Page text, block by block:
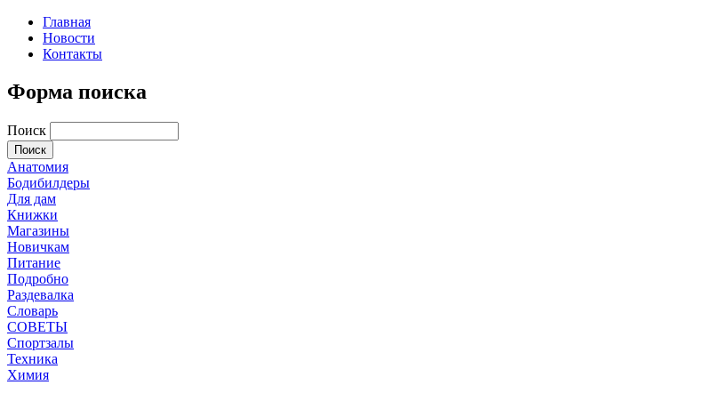
Главная
Новости
Контакты
Форма поиска
Поиск
Анатомия
Бодибилдеры
Для дам
Книжки
Магазины
Новичкам
Питание
Подробно
Раздевалка
Словарь
СОВЕТЫ
Спортзалы
Техника
Химия